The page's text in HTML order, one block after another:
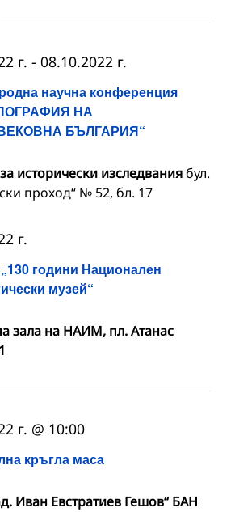
научна конференция
НА
БЪЛГАРИЯ“
г. - 08.10.2022 г.
исторически изследваниябул.
проход“ № 52, бл. 17
години Национален
музей“
г.
зала на НАИМ, пл. Атанас
кръгла маса
г. @ 10:00
Иван Евстратиев Гешов“ БАН